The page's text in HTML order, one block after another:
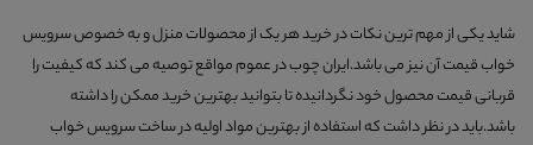
شاید یکی از مهم ترین نکات در خرید هر یک از محصولات منزل و به خصوص سرویس
خواب قیمت آن نیز می باشد.ایران چوب در عموم مواقع توصیه می کند که کیفیت را
قربانی قیمت محصول خود نگردانیده تا بتوانید بهترین خرید ممکن را داشته
باشد.باید در نظر داشت که استفاده از بهترین مواد اولیه در ساخت سرویس خواب